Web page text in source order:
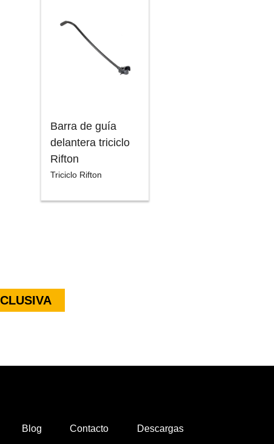
Barra de guía
delantera triciclo
Rifton
Triciclo Rifton
Blog Contacto Descargas